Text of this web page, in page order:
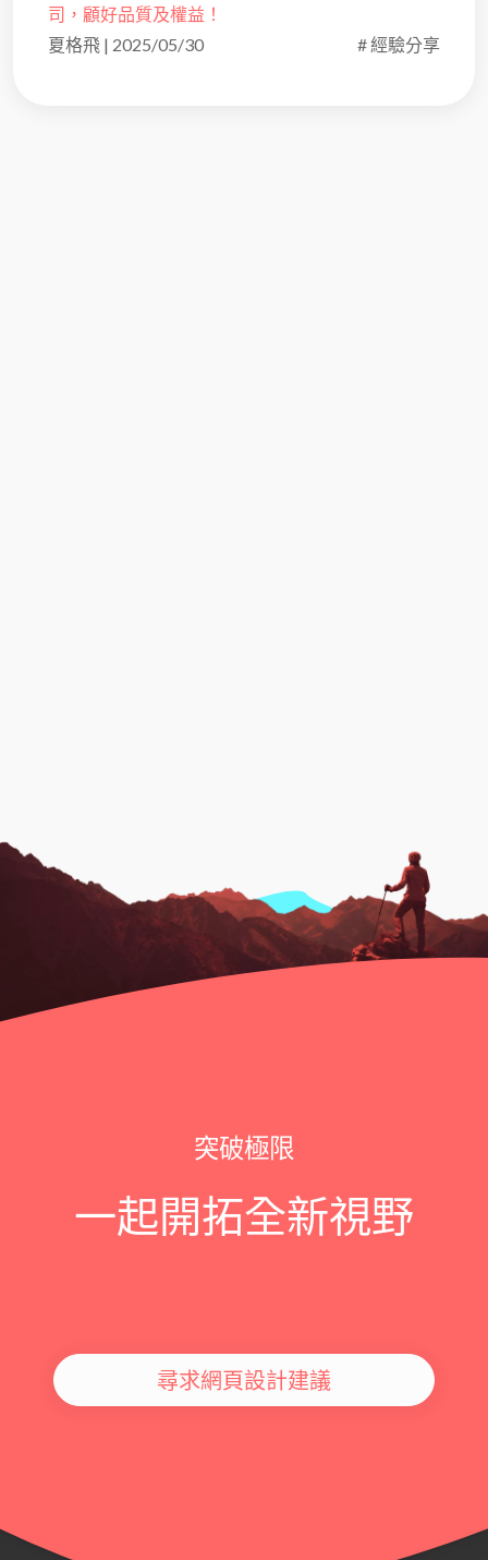
司，顧好品質及權益！
夏格飛 | 2025/05/30 # 經驗分享
突破極限
一起開拓全新視野
尋求網頁設計建議